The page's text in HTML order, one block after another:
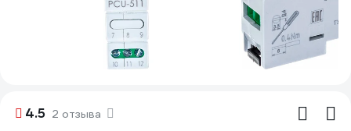
4.5 2 отзыва